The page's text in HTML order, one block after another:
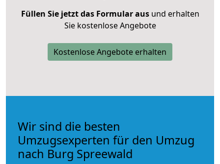
Füllen Sie jetzt das Formular ausund erhalten
Sie kostenlose Angebote
Kostenlose Angebote erhalten
Wir sind die besten
Umzugsexperten für den Umzug
nach Burg Spreewald